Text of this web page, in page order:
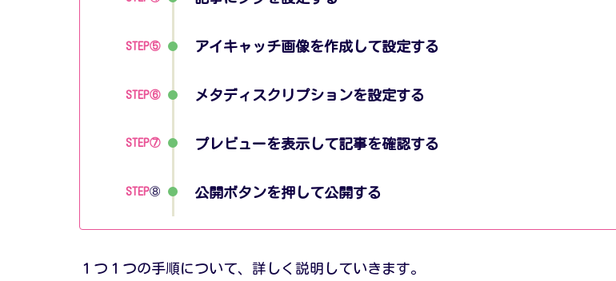
STEP⑤ アイキャッチ画像を作成して設定する
STEP⑥ メタディスクリプションを設定する
STEP⑦ プレビューを表示して記事を確認する
STEP⑧ 公開ボタンを押して公開する
１つ１つの手順について、詳しく説明していきます。